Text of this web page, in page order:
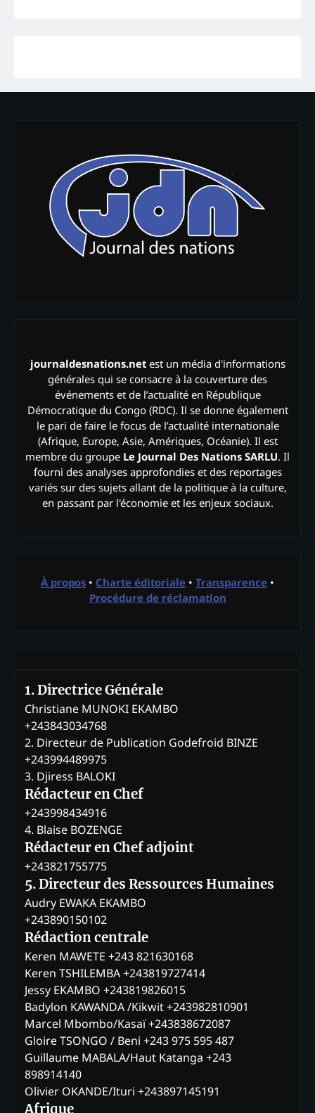
journaldesnations.netest un média d'informations
générales qui se consacre à la couverture des
événements et de l’actualité en République
Démocratique du Congo (RDC). Il se donne également
le pari de faire le focus de l’actualité internationale
(Afrique, Europe, Asie, Amériques, Océanie). Il est
membre du groupe Le Journal Des Nations SARLU. Il
fourni des analyses approfondies et des reportages
variés sur des sujets allant de la politique à la culture,
en passant par l'économie et les enjeux sociaux.
À propos • Charte éditoriale • Transparence •
Procédure de réclamation
1. Directrice Générale
Christiane MUNOKI EKAMBO
+243843034768
2. Directeur de Publication Godefroid BINZE
+243994489975
3. Djiress BALOKI
Rédacteur en Chef
+243998434916
4. Blaise BOZENGE
Rédacteur en Chef adjoint
+243821755775
5. Directeur des Ressources Humaines
Audry EWAKA EKAMBO
+243890150102
Rédaction centrale
Keren MAWETE +243 821630168
Keren TSHILEMBA +243819727414
Jessy EKAMBO +243819826015
Badylon KAWANDA /Kikwit +243982810901
Marcel Mbombo/Kasaï +243838672087
Gloire TSONGO / Beni +243 975 595 487
Guillaume MABALA/Haut Katanga +243
898914140
Olivier OKANDE/Ituri +243897145191
Afrique